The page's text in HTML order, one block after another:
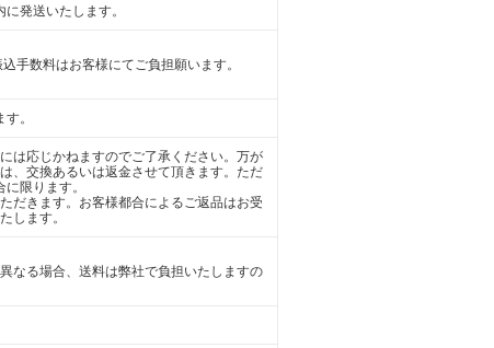
発送いたします。
手数料はお客様にてご負担願います。
。
は応じかねますのでご了承ください。万が
、交換あるいは返金させて頂きます。ただ
限ります。
だきます。お客様都合によるご返品はお受
します。
なる場合、送料は弊社で負担いたしますの